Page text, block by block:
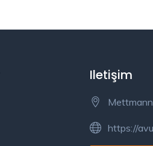
Iletişim
https://